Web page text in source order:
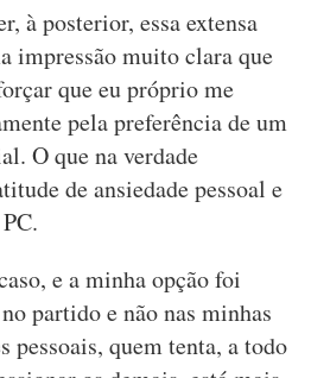
à posterior, essa extensa
impressão muito clara que
que eu próprio me
pela preferência de um
O que na verdade
de ansiedade pessoal e
e a minha opção foi
partido e não nas minhas
pessoais, quem tenta, a todo